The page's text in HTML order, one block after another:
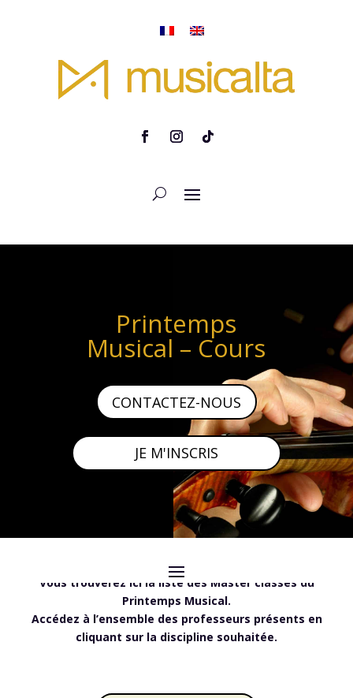
Printemps
Musical – Cours
CONTACTEZ-NOUS
JE M'INSCRIS
Vous trouverez ici la liste des Master classes du
Printemps Musical.
Accédez à l’ensemble des professeurs présents en
cliquant sur la discipline souhaitée.